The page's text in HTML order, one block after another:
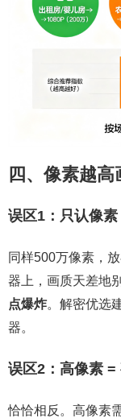
四、像素越
误区1：只认像
同样500万像素，
器上，画质天差地别
点爆炸。解密优选
器。
误区2：高像素 =
恰恰相反。高像素